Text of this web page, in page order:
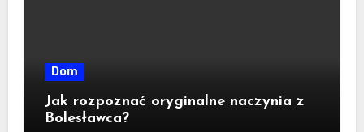
Dom
Jak rozpoznać oryginalne naczynia z
Bolesławca?